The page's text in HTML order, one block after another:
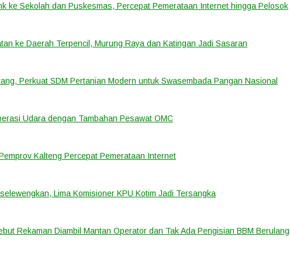
ke Sekolah dan Puskesmas, Percepat Pemerataan Internet hingga Pelosok
ke Daerah Terpencil, Murung Raya dan Katingan Jadi Sasaran
Perkuat SDM Pertanian Modern untuk Swasembada Pangan Nasional
Udara dengan Tambahan Pesawat OMC
Kalteng Percepat Pemerataan Internet
Lima Komisioner KPU Kotim Jadi Tersangka
Rekaman Diambil Mantan Operator dan Tak Ada Pengisian BBM Berulang